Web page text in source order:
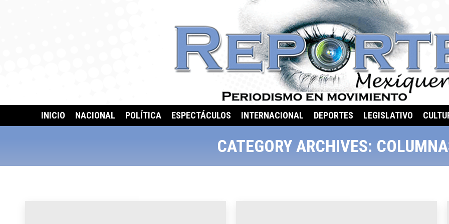
INICIO NACIONAL POLÍTICA ESPECTÁCULOS INTERNACIONAL DEPORTES LEGISLATIVO
CATEGORY ARCHIVES: